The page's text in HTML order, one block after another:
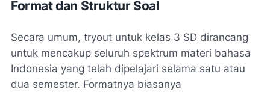
Format dan Struktur Soal
Secara umum, tryout untuk kelas 3 SD dirancang
untuk mencakup seluruh spektrum materi bahasa
Indonesia yang telah dipelajari selama satu atau
dua semester. Formatnya biasanya